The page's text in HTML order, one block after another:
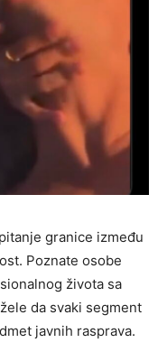
granice između
Poznate osobe
života sa
da svaki segment
javnih rasprava.